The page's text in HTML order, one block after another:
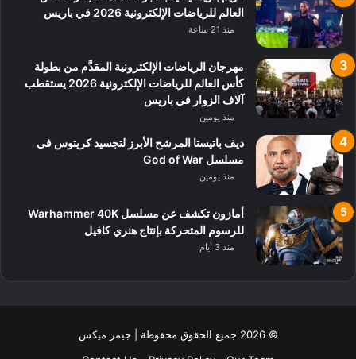
العالم للرياضات الإلكترونية 2026 في باريس
منذ 21 ساعة
مهرجان الرياضات الإلكترونية المقدَّم من بطولة
كأس العالم للرياضات الإلكترونية 2026 يستقطب
آلاف الزوار في باريس
منذ يومين
ديف باتيستا المرشح الأبرز لتجسيد كريتوس في
مسلسل God of War
منذ يومين
أمازون تكشف عن مسلسل Warhammer 40K
للرسوم المتحركة بإنتاج هنري كافيل
منذ 3 أيام
© 2026 جميع الحقوق محفوظة | جيمز ميكس